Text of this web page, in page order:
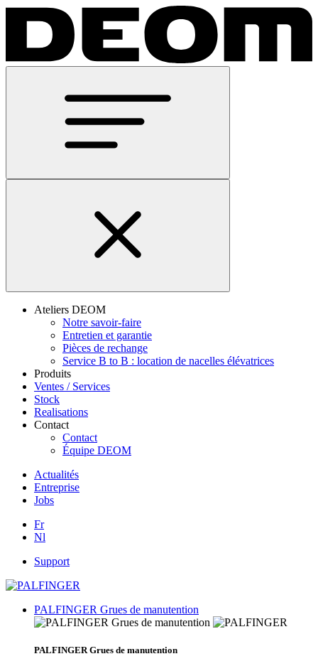
Ateliers DEOM
Notre savoir-faire
Entretien et garantie
Pièces de rechange
Service B to B : location de nacelles élévatrices
Produits
Ventes / Services
Stock
Realisations
Contact
Contact
Équipe DEOM
Actualités
Entreprise
Jobs
Fr
Nl
Support
PALFINGER Grues de manutention
PALFINGER Grues de manutention